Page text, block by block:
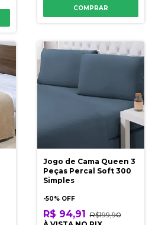
COMPRAR
Jogo de Cama Queen 3
Peças Percal Soft 300
Simples
-50% OFF
R$ 94,91
R$199,90